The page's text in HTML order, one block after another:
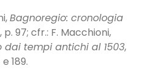
Bagnoregio: cronologia
p. 97; cfr.: F. Macchioni,
dai tempi antichi al 1503,
189.